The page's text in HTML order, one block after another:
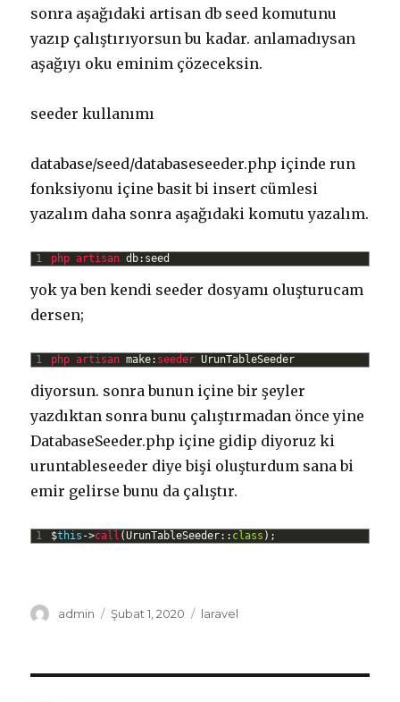
sonra aşağıdaki artisan db seed komutunu
yazıp çalıştırıyorsun bu kadar. anlamadıysan
aşağıyı oku eminim çözeceksin.
seeder kullanımı
database/seed/databaseseeder.php içinde run
fonksiyonu içine basit bi insert cümlesi
yazalım daha sonra aşağıdaki komutu yazalım.
1 php artisan db: seed
yok ya ben kendi seeder dosyamı oluşturucam
dersen;
1 php artisan make: seeder UrunTableSeeder
diyorsun. sonra bunun içine bir şeyler
yazdıktan sonra bunu çalıştırmadan önce yine
DatabaseSeeder.php içine gidip diyoruz ki
uruntableseeder diye bişi oluşturdum sana bi
emir gelirse bunu da çalıştır.
1 $this ->call (UrunTableSeeder:: class ) ;
Yazar
admin
Yayın
Şubat 1, 2020 Kategoriler
laravel